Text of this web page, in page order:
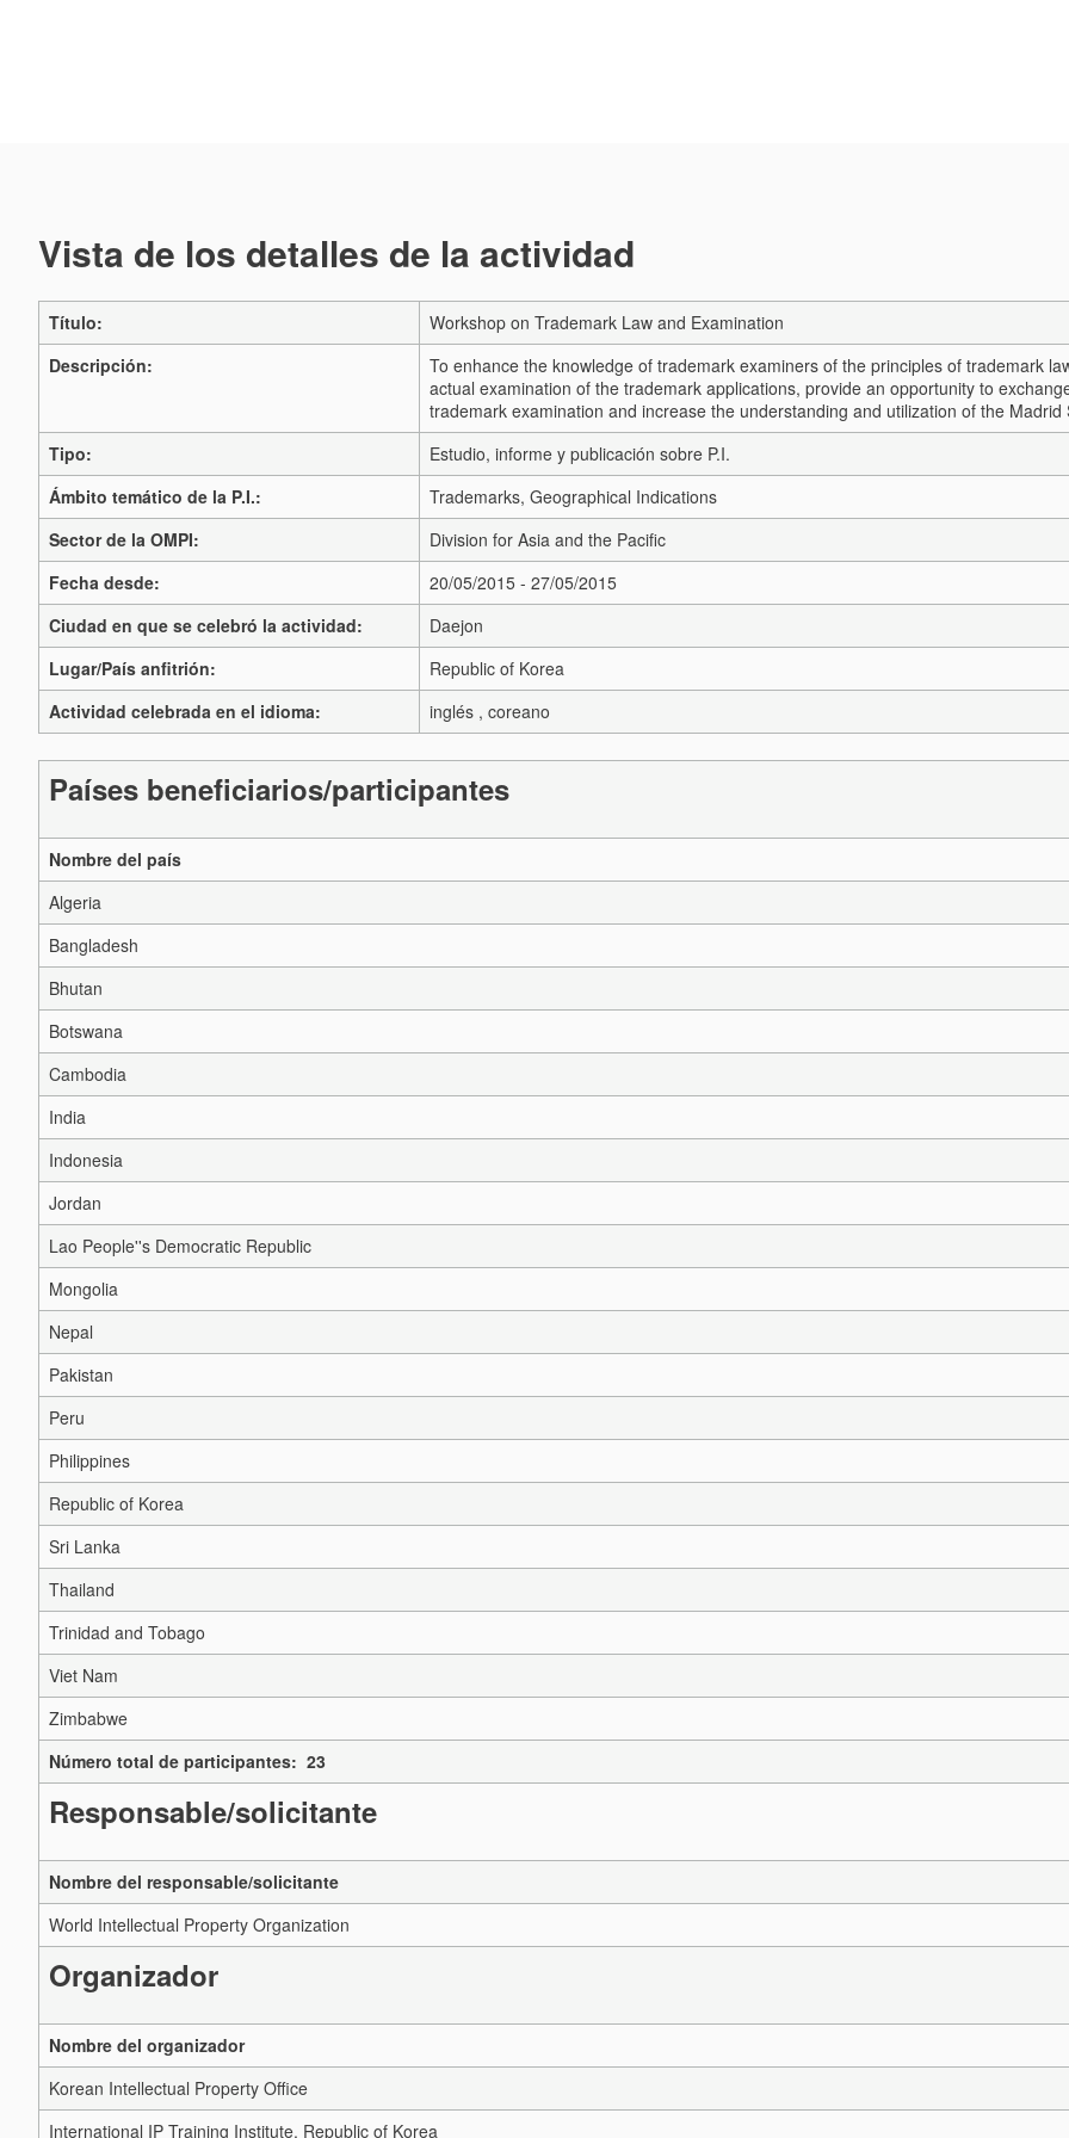
Vista de los detalles de la actividad
Título:
Workshop on Trademark Law and Examination
Descripción:
To enhance the knowledge of trademark examiners of the principles of trademark
actual examination of the trademark applications, provide an opportunity to
trademark examination and increase the understanding and utilization of the Madrid
Tipo:
Estudio, informe y publicación sobre P.I.
Ámbito temático de la P.I.:
Trademarks, Geographical Indications
Sector de la OMPI:
Division for Asia and the Pacific
Fecha desde:
20/05/2015 - 27/05/2015
Ciudad en que se celebró la actividad:
Daejon
Lugar/País anfitrión:
Republic of Korea
Actividad celebrada en el idioma:
inglés , coreano
Países beneficiarios/participantes
Nombre del país
Algeria
Bangladesh
Bhutan
Botswana
Cambodia
India
Indonesia
Jordan
Lao People''s Democratic Republic
Mongolia
Nepal
Pakistan
Peru
Philippines
Republic of Korea
Sri Lanka
Thailand
Trinidad and Tobago
Viet Nam
Zimbabwe
Número total de participantes: 23
Responsable/solicitante
Nombre del responsable/solicitante
World Intellectual Property Organization
Organizador
Nombre del organizador
Korean Intellectual Property Office
International IP Training Institute, Republic of Korea